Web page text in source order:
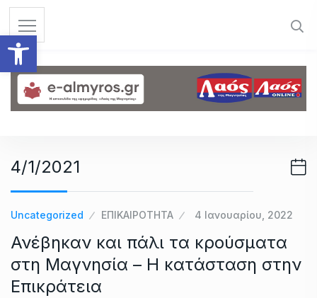
Ανοίξτε τη γραμμή
4/1/2021
Uncategorized ΕΠΙΚΑΙΡΟΤΗΤΑ 4 Ιανουαρίου, 2022
Ανέβηκαν και πάλι τα κρούσματα
στη Μαγνησία – Η κατάσταση στην
Επικράτεια